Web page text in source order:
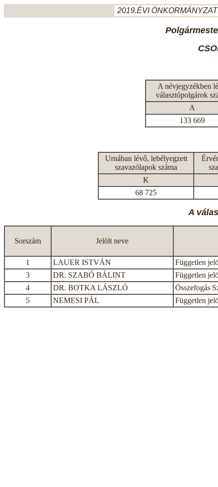
2019.ÉVI
A névjegyzékben
választópolgárok
A
133 669
Urnában lévő, lebélyegzett
szavazólapok száma
K
68 725
A
Sorszám Jelölt neve
1 LAUER ISTVÁN
Független
3
DR. SZABÓ BÁLINT
Független
4
DR. BOTKA LÁSZLÓ
Összefogás
5
NEMESI PÁL Független